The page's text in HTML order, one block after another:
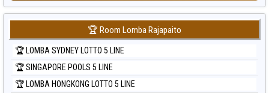
🏆 Room Lomba Rajapaito
🏆 LOMBA SYDNEY LOTTO 5 LINE
🏆 SINGAPORE POOLS 5 LINE
🏆 LOMBA HONGKONG LOTTO 5 LINE